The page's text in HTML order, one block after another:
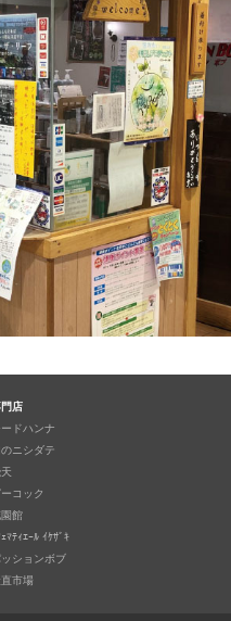
店
ードハンナ
のニシダテ
ーコック
館
ﾏﾃｨｴｰﾙ ｲｹｻﾞｷ
ッションボブ
直市場